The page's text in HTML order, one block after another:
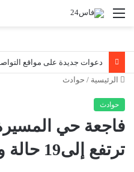
القائمة
الرئيسية / حوادث
حوادث
فاجعة حي
ترتفع إلى19 حالة وفاة